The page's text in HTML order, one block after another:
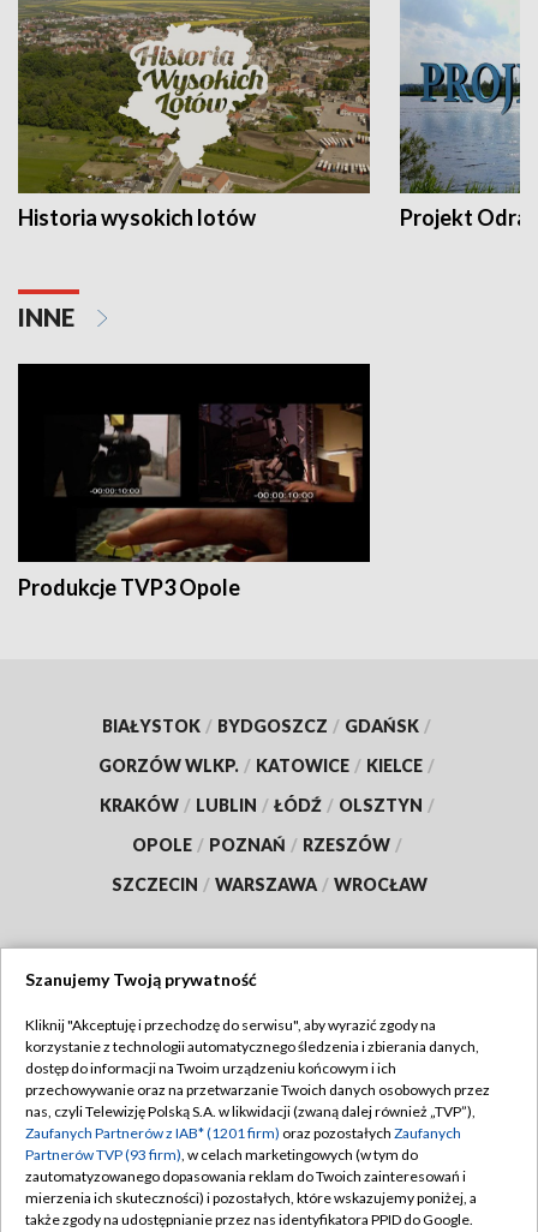
Historia wysokich lotów Projekt Odra
INNE
Produkcje TVP3 Opole
BIAŁYSTOK / BYDGOSZCZ / GDAŃSK /
GORZÓW WLKP. / KATOWICE / KIELCE /
KRAKÓW / LUBLIN / ŁÓDŹ / OLSZTYN /
OPOLE / POZNAŃ / RZESZÓW /
SZCZECIN / WARSZAWA / WROCŁAW
TVP
Abonament TVP
Emisja w TVP
Centrum informacji TVP
Naziemna Telewizja Cyfrowa
Regulamin TVP
Polityka prywatności
Moje zgody
Pomoc
Szanujemy Twoją prywatność
Kliknij "Akceptuję i przechodzę do serwisu", aby wyrazić zgody na
korzystanie z technologii automatycznego śledzenia i zbierania danych,
dostęp do informacji na Twoim urządzeniu końcowym i ich
przechowywanie oraz na przetwarzanie Twoich danych osobowych przez
nas, czyli Telewizję Polską S.A. w likwidacji (zwaną dalej również „TVP”),
Zaufanych Partnerów z IAB* (1201 firm) oraz pozostałych Zaufanych
Partnerów TVP (93 firm), w celach marketingowych (w tym do
zautomatyzowanego dopasowania reklam do Twoich zainteresowań i
mierzenia ich skuteczności) i pozostałych, które wskazujemy poniżej, a
także zgody na udostępnianie przez nas identyfikatora PPID do Google.